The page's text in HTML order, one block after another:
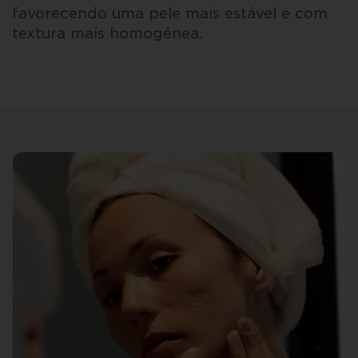
favorecendo uma pele mais estável e com
textura mais homogênea.